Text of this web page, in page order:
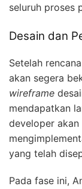
seluruh proses
Desain dan
Setelah
akan segera
wireframe
mendapatkan
developer
yang telah
Pada fase ini,